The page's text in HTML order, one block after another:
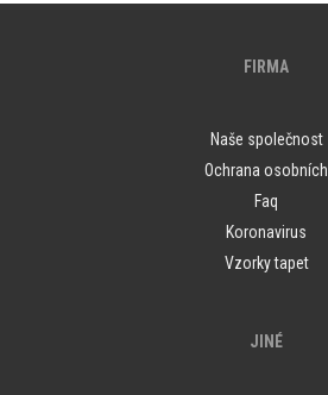
FIRMA
Naše společnost
Ochrana osobních
Faq
Koronavirus
Vzorky tapet
JINÉ